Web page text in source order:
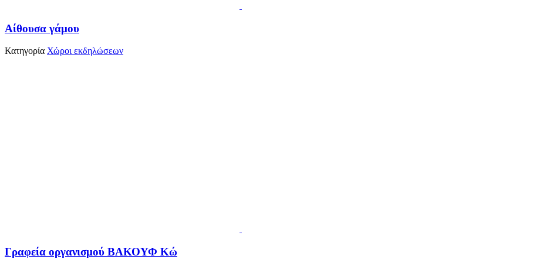
Αίθουσα γάμου
Κατηγορία Χώροι εκδηλώσεων
Γραφεία οργανισμού ΒΑΚΟΥΦ Κώ